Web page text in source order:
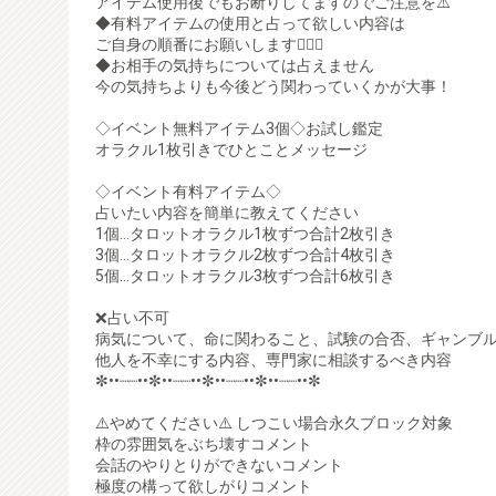
◆有料アイテムの使用と占って欲しい内容は
ご自身の順番にお願いします🙇🏻‍♀️‪‪
◆お相手の気持ちについては占えません
今の気持ちよりも今後どう関わっていくかが大事！
◇イベント無料アイテム3個◇お試し鑑定
オラクル1枚引きでひとことメッセージ
◇イベント有料アイテム◇
占いたい内容を簡単に教えてください
1個…タロットオラクル1枚ずつ合計2枚引き
3個…タロットオラクル2枚ずつ合計4枚引き
5個…タロットオラクル3枚ずつ合計6枚引き
❌占い不可
病気について、命に関わること、試験の合否、ギャンブ
他人を不幸にする内容、専門家に相談するべき内容
✼••┈┈••✼••┈┈••✼••┈┈••✼••┈┈••✼
⚠️やめてください⚠️ しつこい場合永久ブロック対象
枠の雰囲気をぶち壊すコメント
会話のやりとりができないコメント
極度の構って欲しがりコメント